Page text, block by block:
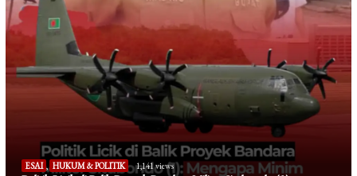
ESAI , HUKUM & POLITIK 1,141 views